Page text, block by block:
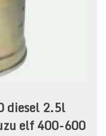
diesel 2.5l
elf 400-600